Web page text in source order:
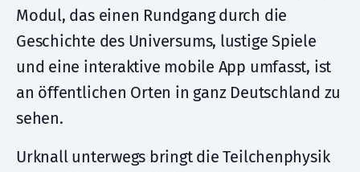
Modul, das einen Rundgang durch die
Geschichte des Universums, lustige Spiele
und eine interaktive mobile App umfasst, ist
an öffentlichen Orten in ganz Deutschland zu
sehen.
Urknall unterwegs bringt die Teilchenphysik